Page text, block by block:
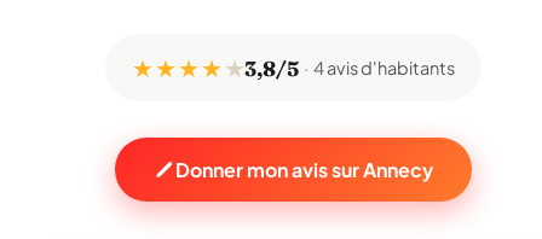
★ ★ ★ ★★3,8/5 4 avis d'habitants
Donner mon avis sur Annecy